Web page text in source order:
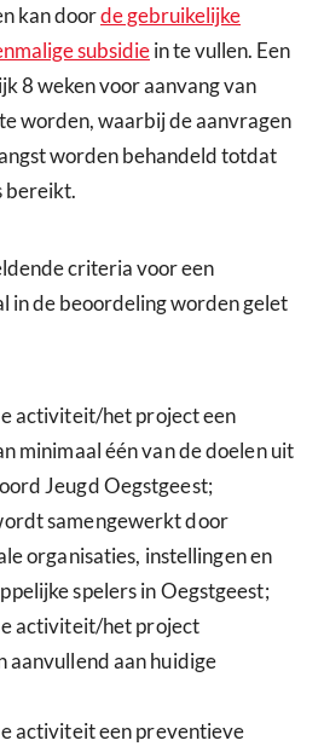
kan doorde gebruikelijke
subsidiein te vullen. Een
8 weken voor aanvang van
worden, waarbij de aanvragen
worden behandeld totdat
bereikt.
criteria voor een
in de beoordeling worden gelet
activiteit/het project een
minimaal één van de doelen uit
Jeugd Oegstgeest;
samengewerkt door
organisaties, instellingen en
spelers in Oegstgeest;
activiteit/het project
aanvullend aan huidige
activiteit een preventieve